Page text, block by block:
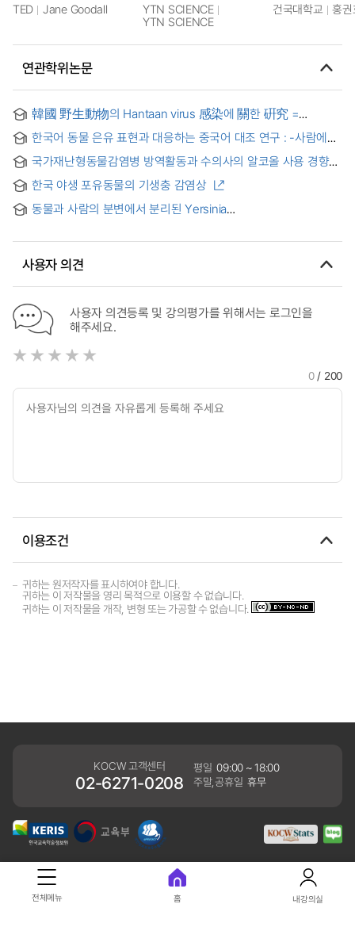
TED Jane Goodall
YTN SCIENCE
YTN SCIENCE
건국대학교 홍
연관학위논문
韓國 野生動物의 Hantaan virus 感染에 關한 硏究 =
Detection of Hantaan virus Infection in Wild Animals in
Korea
한국어 동물 은유 표현과 대응하는 중국어 대조 연구 : -사람에
관한 동물 은유 중심으로- = A study of Korean Animal
Metaphorical Expression Comparing With Chinese
:Focused on Animal Metaphor of Human
국가재난형동물감염병 방역활동과 수의사의 알코올 사용 경향성
: 급성 스트레스 및 직무성 외상의 매개효과 분석 = The Impact
of National Disaster Animal Infectious Disease Control
Activities and Veterinarians` Alcohol Use Trends : An
Analysis of the Mediating Effects of Acute Stress and
한국 야생 포유동물의 기생충 감염상
동물과 사람의 분변에서 분리된 Yersinia
사용자 의견
사용자 의견등록 및 강의평가를 위해서는 로그인을
해주세요.
0/ 200
이용조건
귀하는 원저작자를 표시하여야 합니다.
귀하는 이 저작물을 영리 목적으로 이용할 수 없습니다.
귀하는 이 저작물을 개작, 변형 또는 가공할 수 없습니다.
KOCW 고객센터
02-6271-0208
평일 09:00 ~ 18:00
주말,공휴일 휴무
개인정보처리방침
41061 대구광역시 동구 동내로 64 (동내동 1119) 우)41061
전체메뉴 홈 내강의실